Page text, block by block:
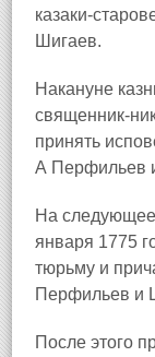
Шигаев.
Накануне
принять
А Перфильев
На следующее
января 1775
тюрьму и
Перфильев и
После этого